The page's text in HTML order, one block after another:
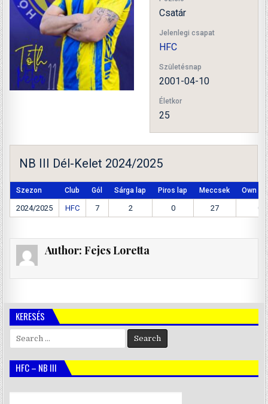
Csatár
Jelenlegi csapat
HFC
Születésnap
2001-04-10
Életkor
25
NB III Dél-Kelet 2024/2025
Szezon Club Gól Sárga lap Piros lap Meccsek Own
2024/2025 HFC 7 2 0 27 0
Author: Fejes Loretta
KERESÉS
HFC – NB III